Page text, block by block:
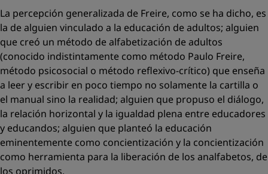
La percepción generalizada de Freire, como se ha dicho, es
la de alguien vinculado a la educación de adultos; alguien
que creó un método de alfabetización de adultos
(conocido indistintamente como método Paulo Freire,
método psicosocial o método reflexivo-crítico) que enseña
a leer y escribir en poco tiempo no solamente la cartilla o
el manual sino la realidad; alguien que propuso el diálogo,
la relación horizontal y la igualdad plena entre educadores
y educandos; alguien que planteó la educación
eminentemente como concientización y la concientización
como herramienta para la liberación de los analfabetos, de